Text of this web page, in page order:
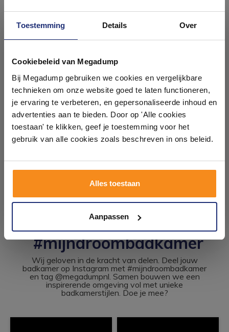
Toestemming Details Over
Cookiebeleid van Megadump
Bij Megadump gebruiken we cookies en vergelijkbare
technieken om onze website goed te laten functioneren,
je ervaring te verbeteren, en gepersonaliseerde inhoud en
advertenties aan te bieden. Door op 'Alle cookies
toestaan' te klikken, geef je toestemming voor het
gebruik van alle cookies zoals beschreven in ons beleid.
Alles toestaan
Aanpassen
30 voor 2-toets Spoeling
met Glansverchroomde
Designstroken Mat Zwart
volgende (werk)dag in huis
259,40
214,38
30 voor 2-toets Spoeling
met Witte Designstroken
Mat Wit
221,68
#mijndroombadkamer
Wij geloven in de kracht van delen. Deel jouw
badkamer op Instagram met #mijndroombadkamer
en tag @megadumpnl. Samen bouwen we een
inspirerende omgeving vol met unieke
badkamerstijlen. Doe je mee?
badkamers in onze 1000 m²
showroom
Laat je inspireren door 21 volledig ingerichte
badkameropstellingen – van compact tot luxe. Onze
ervaren adviseurs helpen je persoonlijk, en je vindt
tegels & sanitair direct uit voorraad. Gratis parkeren
op eigen terrein.
Kom langs en ervaar zelf het verschil!